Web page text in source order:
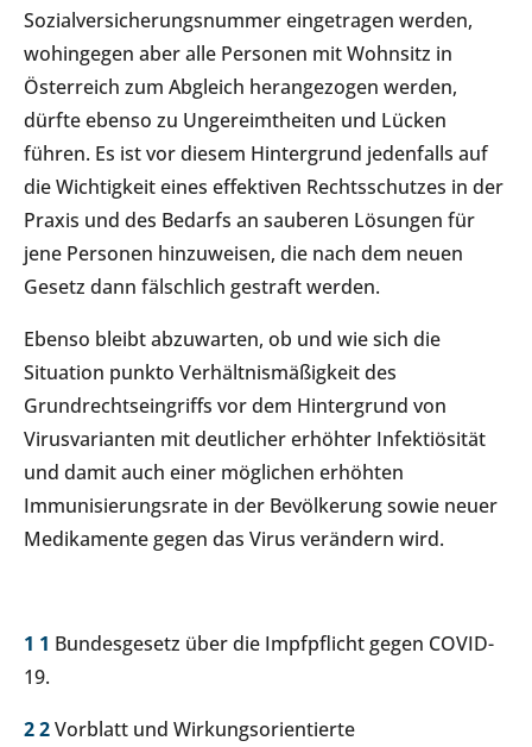
Sozialversicherungsnummer eingetragen werden,
wohingegen aber alle Personen mit Wohnsitz in
Österreich zum Abgleich herangezogen werden,
dürfte ebenso zu Ungereimtheiten und Lücken
führen. Es ist vor diesem Hintergrund jedenfalls auf
die Wichtigkeit eines effektiven Rechtsschutzes in der
Praxis und des Bedarfs an sauberen Lösungen für
jene Personen hinzuweisen, die nach dem neuen
Gesetz dann fälschlich gestraft werden.
Ebenso bleibt abzuwarten, ob und wie sich die
Situation punkto Verhältnismäßigkeit des
Grundrechtseingriffs vor dem Hintergrund von
Virusvarianten mit deutlicher erhöhter Infektiösität
und damit auch einer möglichen erhöhten
Immunisierungsrate in der Bevölkerung sowie neuer
Medikamente gegen das Virus verändern wird.
1 1 Bundesgesetz über die Impfpflicht gegen COVID-
19.
22Vorblatt und Wirkungsorientierte